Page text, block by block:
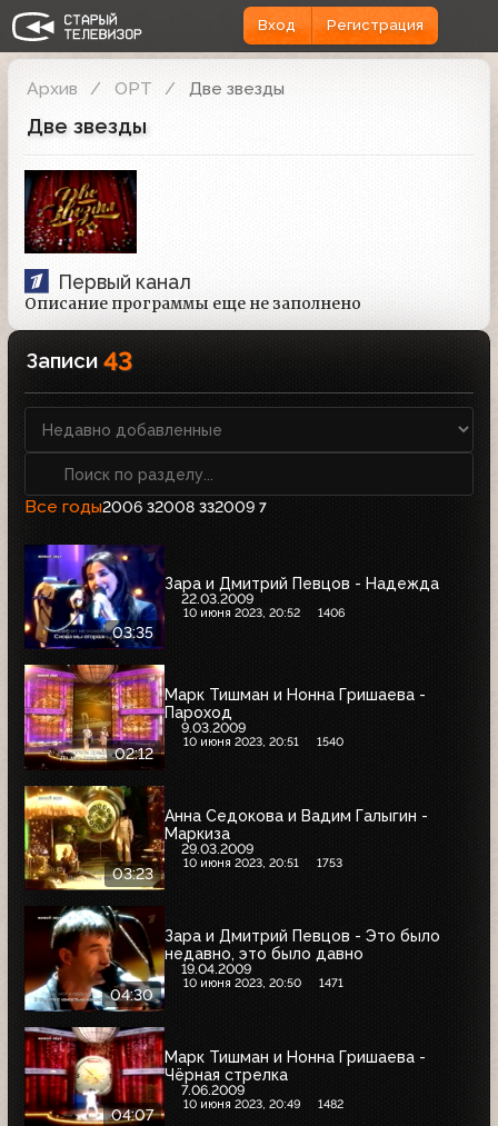
Вход Регистрация
Архив ОРТ Две звезды
Две звезды
Первый канал
Описание программы еще не заполнено
Записи 43
Все годы2006 32008 332009 7
03:35
Зара и Дмитрий Певцов - Надежда
22.03.2009
10 июня 2023, 20:52 1406
02:12
Марк Тишман и Нонна Гришаева -
Пароход
9.03.2009
10 июня 2023, 20:51 1540
03:23
Анна Седокова и Вадим Галыгин -
Маркиза
29.03.2009
10 июня 2023, 20:51 1753
04:30
Зара и Дмитрий Певцов - Это было
недавно, это было давно
19.04.2009
10 июня 2023, 20:50 1471
04:07
Марк Тишман и Нонна Гришаева -
Чёрная стрелка
7.06.2009
10 июня 2023, 20:49 1482